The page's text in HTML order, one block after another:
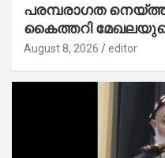
പരമ്പരാഗത
കൈത്തറി
സാധ്യമാക്കും :
August 8, 2026 editor